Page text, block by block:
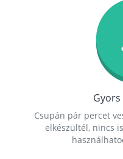
Csupán pár percet
elkészültél, nincs